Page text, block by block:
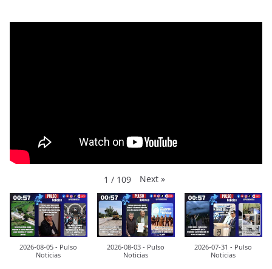
1 / 109 Next »
2026-08-05 - Pulso
Noticias
2026-08-03 - Pulso
Noticias
2026-07-31 - Pulso
Noticias